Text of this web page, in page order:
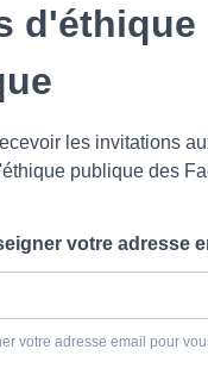
d'éthique
les invitations
publique des
votre adresse
votre adresse email pour